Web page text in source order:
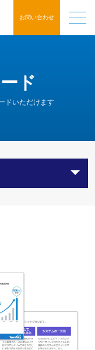
お問い合わせ
ド
ドいただけます